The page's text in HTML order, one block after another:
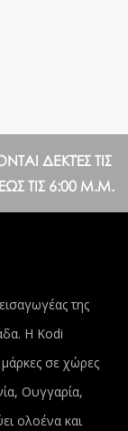
ΔΕΚΤΈΣ ΤΙΣ
ΤΙΣ 6:00 Μ.Μ.
της
Η Kodi
μάρκες σε χώρες
Ουγγαρία,
ολοένα και